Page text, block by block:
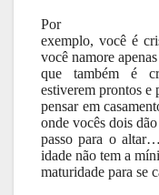
Por
exemplo, você é
você namore
que também é
estiverem prontos e
pensar em
onde vocês dois
passo para o
idade não tem a
maturidade para se